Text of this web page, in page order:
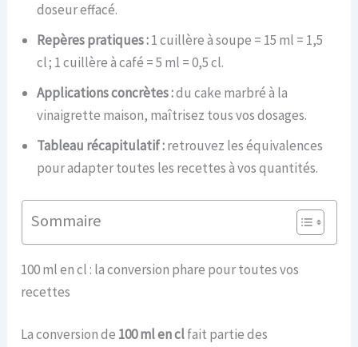
doseur effacé.
Repères pratiques :1 cuillère à soupe = 15 ml = 1,5
cl ; 1 cuillère à café = 5 ml = 0,5 cl.
Applications concrètes :du cake marbré à la
vinaigrette maison, maîtrisez tous vos dosages.
Tableau récapitulatif :retrouvez les équivalences
pour adapter toutes les recettes à vos quantités.
Sommaire
100 ml en cl : la conversion phare pour toutes vos
recettes
La conversion de 100 ml en clfait partie des